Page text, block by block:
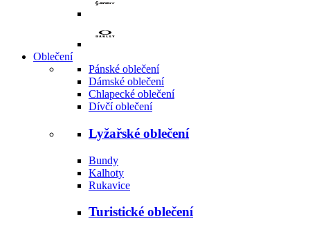
Oblečení
Pánské oblečení
Dámské oblečení
Chlapecké oblečení
Dívčí oblečení
Lyžařské oblečení
Bundy
Kalhoty
Rukavice
Turistické oblečení